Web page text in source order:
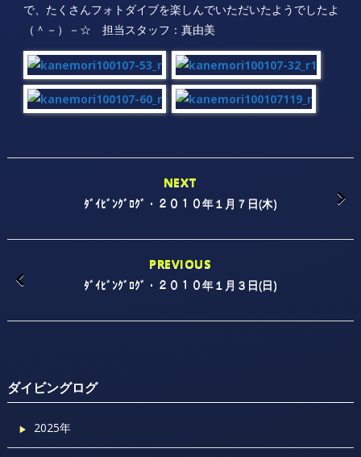
で、たくさんフォトダイブを楽しんでいただいたようでしたよ
（＾－）－☆ 担当スタッフ：真由美
NEXT
ﾀﾞｲﾋﾞﾝｸﾞﾛｸﾞ・２０１０年１月７日(木)
PREVIOUS
ﾀﾞｲﾋﾞﾝｸﾞﾛｸﾞ・２０１０年１月３日(日)
ダイビングログ
2025年